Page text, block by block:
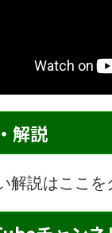
解説
解説はここを